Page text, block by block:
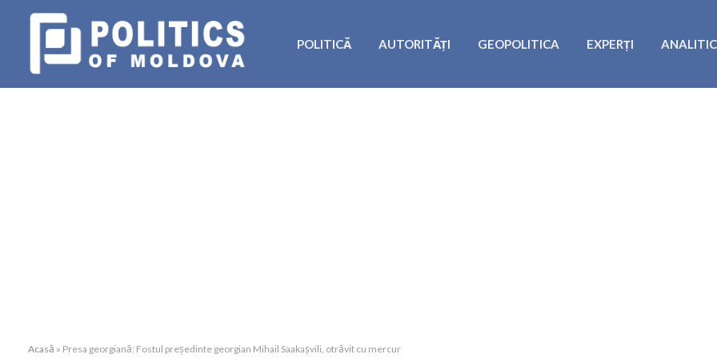
POLITICĂ AUTORITĂȚI GEOPOLITICA EXPERȚI
Acasă » Presa georgiană: Fostul președinte georgian Mihail Saakașvili, otrăvit cu mercur